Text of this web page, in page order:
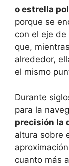
o estrella
porque se
con el eje
que,
alrededor,
el mismo
Durante
para la
precisión la
altura sobre
cuanto más